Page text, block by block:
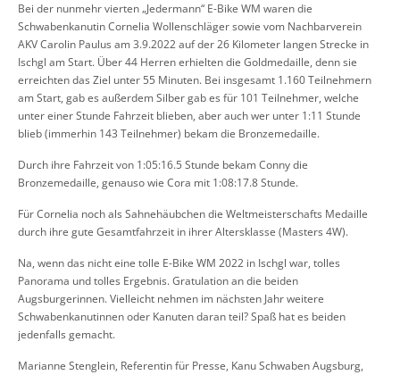
Bei der nunmehr vierten „Jedermann“ E-Bike WM waren die
Schwabenkanutin Cornelia Wollenschläger sowie vom Nachbarverein
AKV Carolin Paulus am 3.9.2022 auf der 26 Kilometer langen Strecke in
Ischgl am Start. Über 44 Herren erhielten die Goldmedaille, denn sie
erreichten das Ziel unter 55 Minuten. Bei insgesamt 1.160 Teilnehmern
am Start, gab es außerdem Silber gab es für 101 Teilnehmer, welche
unter einer Stunde Fahrzeit blieben, aber auch wer unter 1:11 Stunde
blieb (immerhin 143 Teilnehmer) bekam die Bronzemedaille.
Durch ihre Fahrzeit von 1:05:16.5 Stunde bekam Conny die
Bronzemedaille, genauso wie Cora mit 1:08:17.8Stunde.
Für Cornelia noch als Sahnehäubchen die Weltmeisterschafts Medaille
durch ihre gute Gesamtfahrzeit in ihrer Altersklasse (Masters 4W).
Na, wenn das nicht eine tolle E-Bike WM 2022 in Ischgl war, tolles
Panorama und tolles Ergebnis. Gratulation an die beiden
Augsburgerinnen. Vielleicht nehmen im nächsten Jahr weitere
Schwabenkanutinnen oder Kanuten daran teil? Spaß hat es beiden
jedenfalls gemacht.
Marianne Stenglein, Referentin für Presse, Kanu Schwaben Augsburg,